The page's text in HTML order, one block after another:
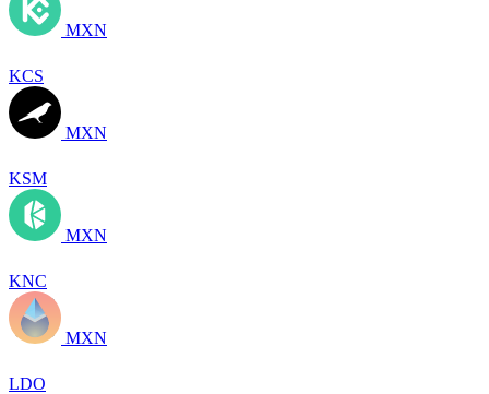
MXN
KCS
MXN
KSM
MXN
KNC
MXN
LDO